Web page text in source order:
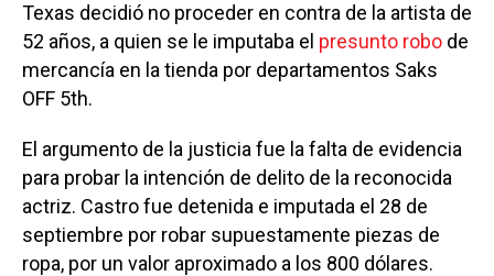
Texas decidió no proceder en contra de la artista de
52 años, a quien se le imputaba el presunto robo de
mercancía en la tienda por departamentos Saks
OFF 5th.
El argumento de la justicia fue la falta de evidencia
para probar la intención de delito de la reconocida
actriz. Castro fue detenida e imputada el 28 de
septiembre por robar supuestamente piezas de
ropa, por un valor aproximado a los 800 dólares.